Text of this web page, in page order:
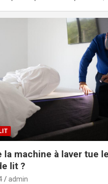
la machine à laver tue
lit ?
admin